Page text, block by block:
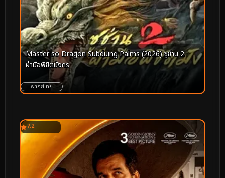
Master so Dragon Subduing Palms (2026) ซูช่าน 2
ฝ่ามือพิชิตมังกร
พากย์ไทย
7.2